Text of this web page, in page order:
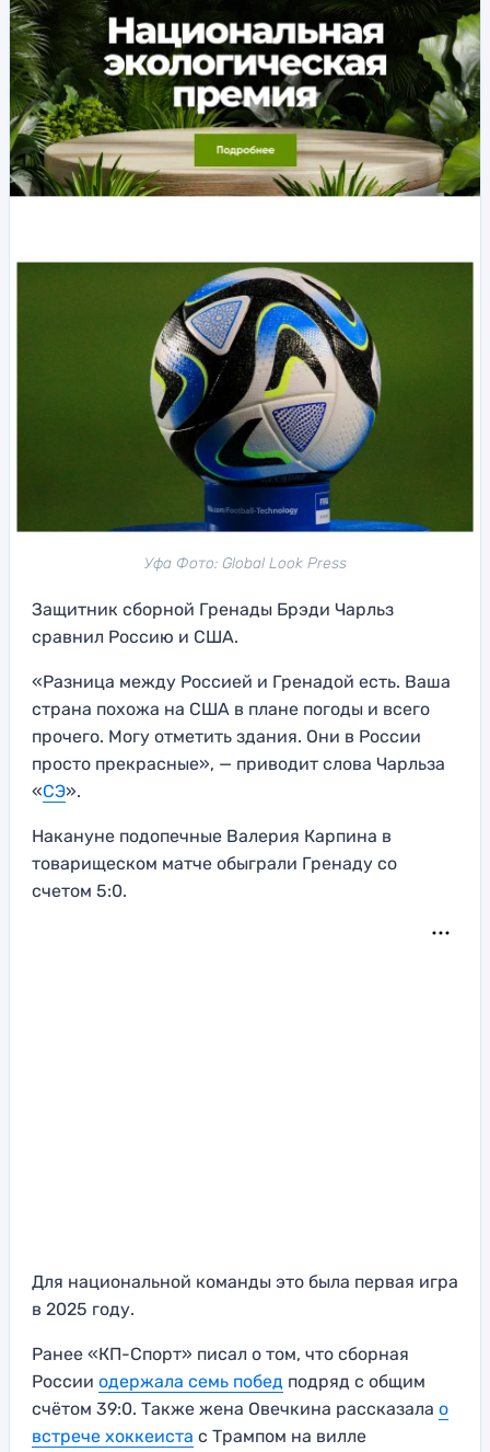
Уфа Фото: Global Look Press
Защитник сборной Гренады Брэди Чарльз
сравнил Россию и США.
«Разница между Россией и Гренадой есть. Ваша
страна похожа на США в плане погоды и всего
прочего. Могу отметить здания. Они в России
просто прекрасные», — приводит слова Чарльза
«СЭ».
Накануне подопечные Валерия Карпина в
товарищеском матче обыграли Гренаду со
счетом 5:0.
Для национальной команды это была первая игра
в 2025 году.
Ранее «КП-Спорт» писал о том, что сборная
России одержала семь побед подряд с общим
счётом 39:0. Также жена Овечкина рассказала о
встрече хоккеиста с Трампом на вилле